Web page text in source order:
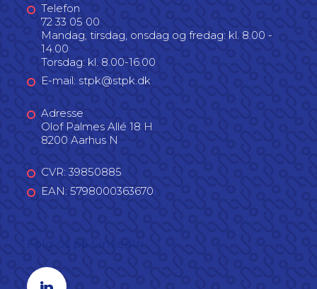
Telefon
72 33 05 00
Mandag, tirsdag, onsdag og fredag: kl. 8.00 -
14.00
Torsdag: kl. 8.00-16.00
E-mail: stpk@stpk.dk
Adresse
Olof Palmes Allé 18 H
8200 Aarhus N
CVR: 39850885
EAN: 5798000363670
Linkedin profil